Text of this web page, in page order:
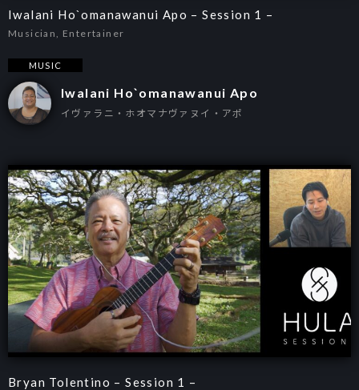
Iwalani Ho`omanawanui Apo – Session 1 –
Musician, Entertainer
MUSIC
Iwalani Ho`omanawanui Apo
イヴァラニ・ホオマナヴァヌイ・アポ
Bryan Tolentino – Session 1 –